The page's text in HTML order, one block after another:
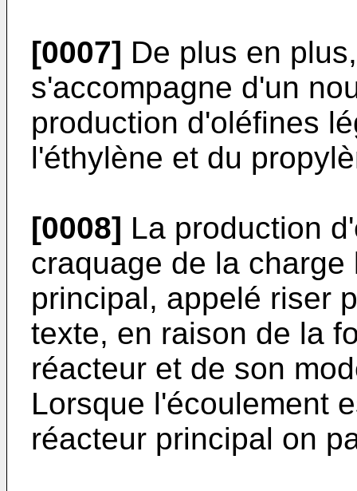
[0007] De plus en
s'accompagne d'un
production d'oléfines
l'éthylène et du
[0008] La production
craquage de la
principal, appelé riser
texte, en raison de la
réacteur et de son
Lorsque l'écoulement
réacteur principal on